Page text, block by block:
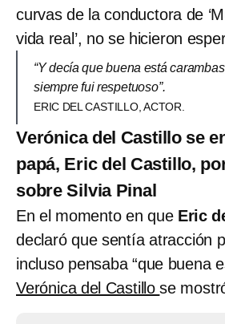
curvas de la conductora de
vida real’, no se hicieron
“Y decía que buena está
siempre fui respetuoso”.
ERIC DEL CASTILLO, ACTOR.
Verónica del Castillo se
papá, Eric del Castillo,
sobre Silvia Pinal
En el momento en que Eric
declaró que sentía atracción
incluso pensaba “que buena
Verónica del Castillose